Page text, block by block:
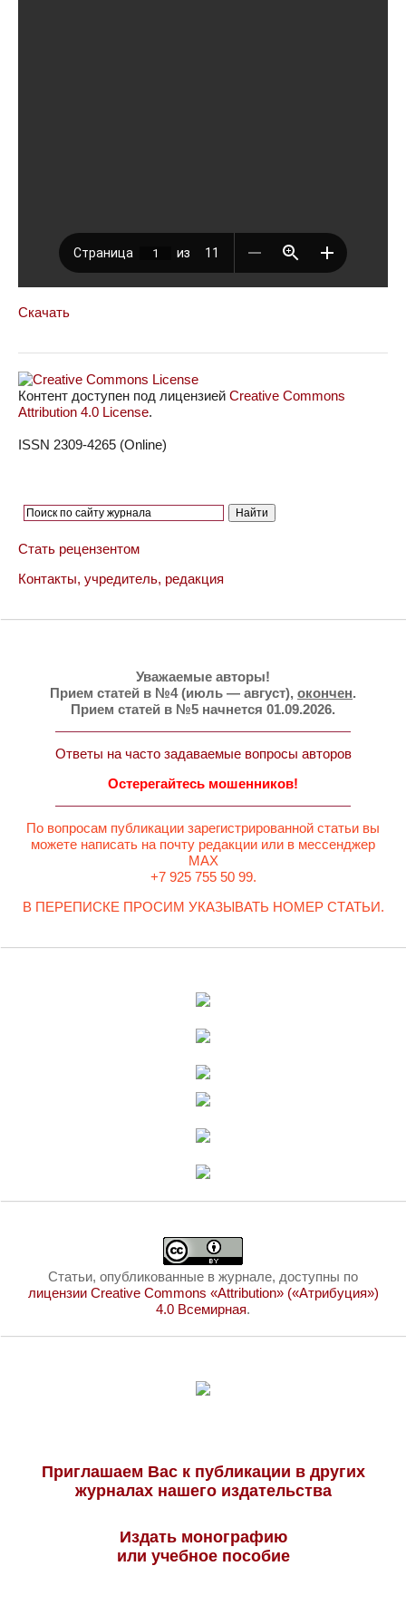
Скачать
Контент доступен под лицензией Creative Commons
Attribution 4.0 License.
ISSN 2309-4265 (Online)
Стать рецензентом
Контакты, учредитель, редакция
Уважаемые авторы!
Прием статей в №4 (июль — август), окончен.
Прием статей в №5 начнется 01.09.2026.
Ответы на часто задаваемые вопросы авторов
Остерегайтесь мошенников!
По вопросам публикации зарегистрированной статьи вы
можете написать на почту редакции или в мессенджер
MAX
+7 925 755 50 99.
В ПЕРЕПИСКЕ ПРОСИМ УКАЗЫВАТЬ НОМЕР СТАТЬИ.
Статьи, опубликованные в журнале, доступны по
лицензии Creative Commons «Attribution» («Атрибуция»)
4.0 Всемирная.
Приглашаем Вас к публикации в других
журналах нашего издательства
Издать монографию
или учебное пособие